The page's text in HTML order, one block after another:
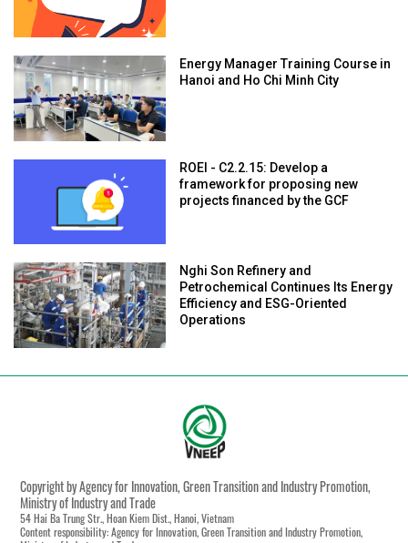
Energy Manager Training Course in
Hanoi and Ho Chi Minh City
ROEI - C2.2.15: Develop a
framework for proposing new
projects financed by the GCF
Nghi Son Refinery and
Petrochemical Continues Its Energy
Efficiency and ESG-Oriented
Operations
Copyright by Agency for Innovation, Green Transition and Industry Promotion,
Ministry of Industry and Trade
54 Hai Ba Trung Str., Hoan Kiem Dist., Hanoi, Vietnam
Content responsibility: Agency for Innovation, Green Transition and Industry Promotion,